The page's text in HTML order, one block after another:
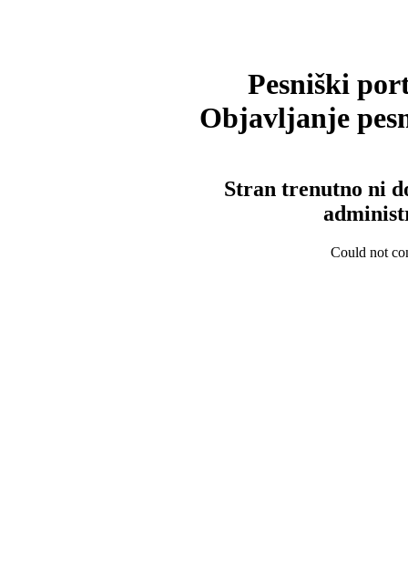
Pesniški
Objavljanje
Stran trenutno ni
Could not